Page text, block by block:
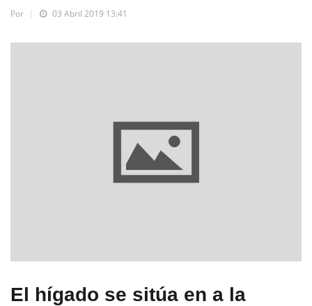
Por 03 Abril 2019 13:41
El hígado se sitúa en a la